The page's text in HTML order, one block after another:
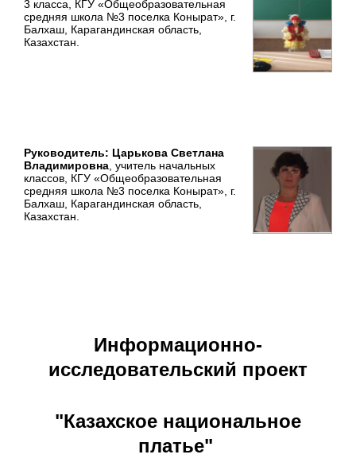
3 класса, КГУ «Общеобразовательная
средняя школа №3 поселка Конырат», г.
Балхаш, Карагандинская область,
Казахстан.
Руководитель: Царькова Светлана
Владимировна, учитель начальных
классов, КГУ «Общеобразовательная
средняя школа №3 поселка Конырат», г.
Балхаш, Карагандинская область,
Казахстан.
Информационно-
исследовательский проект
"Казахское национальное
платье"